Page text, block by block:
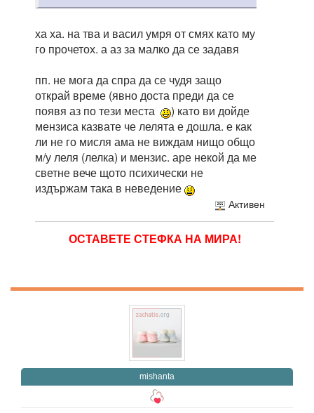
ха ха. на тва и васил умря от смях като му
го прочетох. а аз за малко да се задавя
пп. не мога да спра да се чудя защо
открай време (явно доста преди да се
появя аз по тези места
) като ви дойде
мензиса казвате че лелята е дошла. е как
ли не го мисля ама не виждам нищо общо
м/у леля (лелка) и мензис. аре некой да ме
светне вече щото психически не
издържам така в неведение
Активен
ОСТАВЕТЕ СТЕФКА НА МИРА!
mishanta